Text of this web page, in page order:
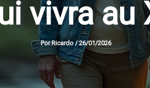
vivra au
Por Ricardo /26/01/2026